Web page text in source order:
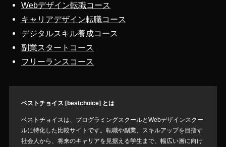
Webデザイン転職コース
キャリアデザイン転職コース
デジタルスキル養成コース
副業スタートコース
フリーランスコース
ベストチョイス [bestchoice] とは
ベストチョイスは、プログラミングスクールとWebデザインスクー
ルに特化した比較サイトです。転職や副業、スキルアップを目指す
社会人から、将来のキャリアを見据える学生まで、幅広い層に向け